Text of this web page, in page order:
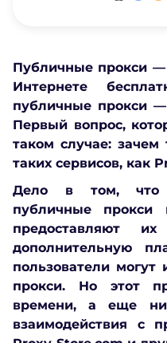
Публичные прокси —
Интернете
публичные прокси
Первый вопрос,
таком случае: зачем
таких сервисов, как
Дело в том, что
публичные
предоставляют
дополнительную
пользователи
прокси. Но этот
времени, а еще
взаимодействия с